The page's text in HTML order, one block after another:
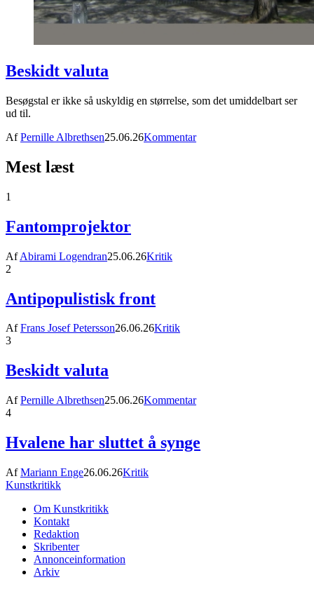
Beskidt valuta
Besøgstal er ikke så uskyldig en størrelse, som det umiddelbart ser
ud til.
AfPernille Albrethsen25.06.26Kommentar
Mest læst
1
Fantomprojektor
AfAbirami Logendran25.06.26Kritik
2
Antipopulistisk front
AfFrans Josef Petersson26.06.26Kritik
3
Beskidt valuta
AfPernille Albrethsen25.06.26Kommentar
4
Hvalene har sluttet å synge
AfMariann Enge26.06.26Kritik
Kunstkritikk
Om Kunstkritikk
Kontakt
Redaktion
Skribenter
Annonceinformation
Arkiv